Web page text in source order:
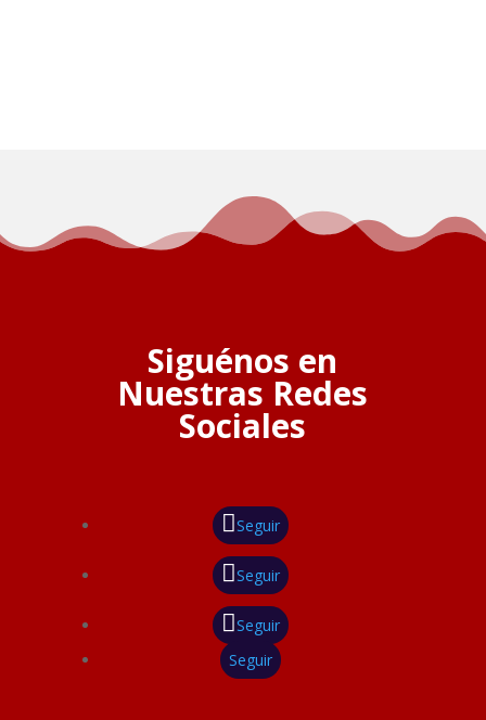
Siguénos en
Nuestras Redes
Sociales
Seguir
Seguir
Seguir
Seguir